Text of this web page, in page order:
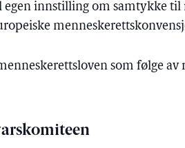
egen innstilling om samtykke
som følge